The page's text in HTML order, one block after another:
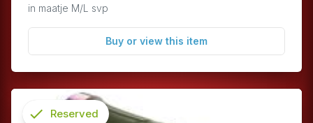
in maatje M/L svp
Buy or view this item
check
Reserved